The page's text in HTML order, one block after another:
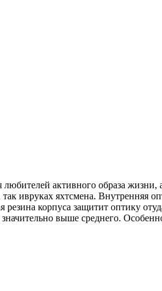
активного образа
ивруках яхтсмена. Внутренняя
резина корпуса защитит оптику
выше среднего.